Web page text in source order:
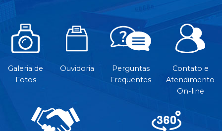
Galeria de
Fotos
Ouvidoria
Perguntas
Frequentes
Contato e
Atendimento
On-line